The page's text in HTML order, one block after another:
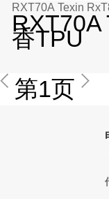
RXT70A Texin
RXT70A
香TPU
第1页